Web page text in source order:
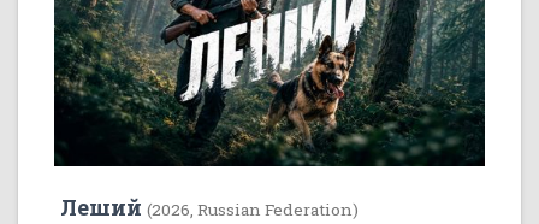
Леший (2026, Russian Federation)